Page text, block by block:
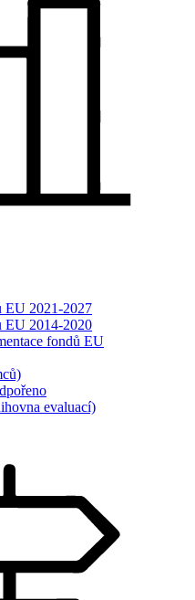
EU 2021-2027
EU 2014-2020
fondů EU
evaluací)